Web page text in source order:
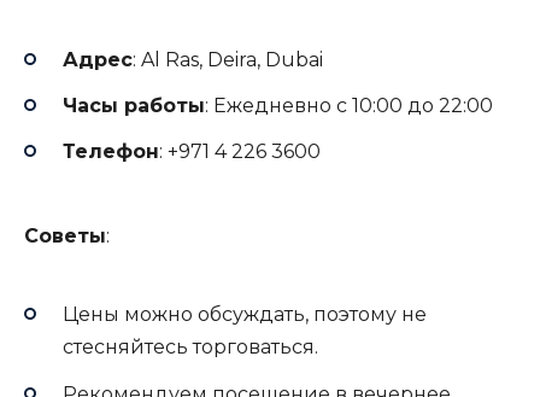
Адрес: Al Ras, Deira, Dubai
Часы работы: Ежедневно с 10:00 до 22:00
Телефон: +971 4 226 3600
Советы:
Цены можно обсуждать, поэтому не
стесняйтесь торговаться.